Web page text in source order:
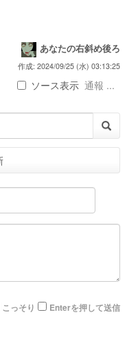
あなたの右斜め後ろ
作成: 2024/09/25 (水) 03:13:25
ソース表示 通報 ...
こっそり Enterを押して送信